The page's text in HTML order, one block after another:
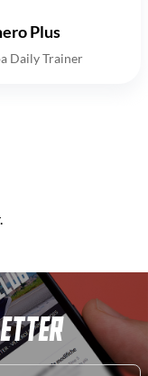
Plus
Daily Trainer